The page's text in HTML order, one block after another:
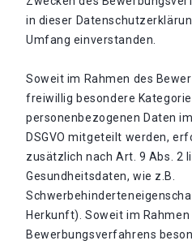
in dieser
Umfang einverstanden.
Soweit im Rahmen des
freiwillig besondere
personenbezogenen Daten
DSGVO mitgeteilt werden,
zusätzlich nach Art. 9 Abs. 2
Gesundheitsdaten, wie z.B.
Herkunft). Soweit im Rahmen
Bewerbungsverfahrens